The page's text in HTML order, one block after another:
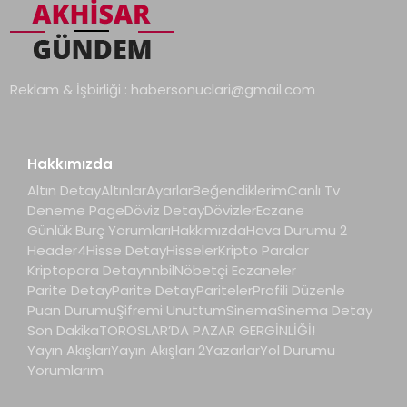
Reklam & İşbirliği : habersonuclari@gmail.com
Hakkımızda
Altın DetayAltınlarAyarlarBeğendiklerimCanlı Tv
Deneme PageDöviz DetayDövizlerEczane
Günlük Burç YorumlarıHakkımızdaHava Durumu 2
Header4Hisse DetayHisselerKripto Paralar
Kriptopara DetaynnbilNöbetçi Eczaneler
Parite DetayParite DetayParitelerProfili Düzenle
Puan DurumuŞifremi UnuttumSinemaSinema Detay
Son DakikaTOROSLAR’DA PAZAR GERGİNLİĞİ!
Yayın AkışlarıYayın Akışları 2YazarlarYol Durumu
Yorumlarım